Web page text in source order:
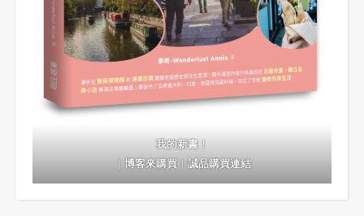
我的新書！
｜博客來購買｜誠品購買連結